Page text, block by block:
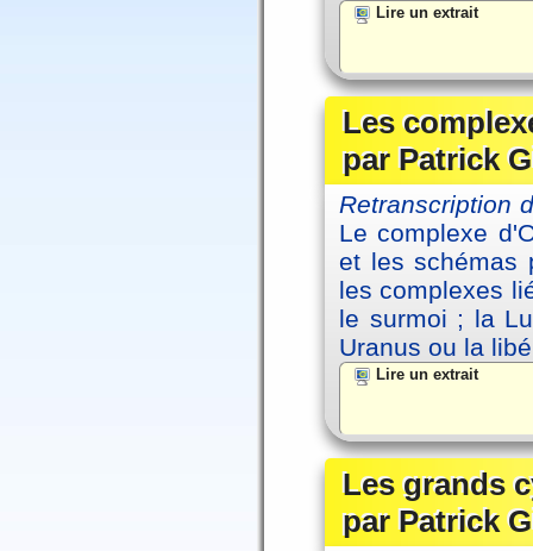
Lire un extrait
Les
par Patrick
Retranscription
Le complexe
et les schémas
les complexes
le surmoi ; la
Uranus ou la
Lire un extrait
Les grands
par Patrick